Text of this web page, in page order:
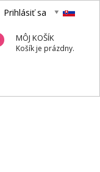
Prihlásiť sa
MÔJ KOŠÍK
Košík je prázdny.